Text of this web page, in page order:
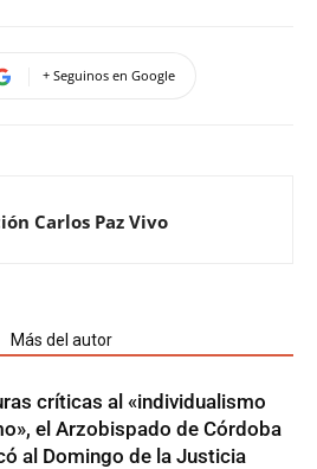
+ Seguinos en Google
Carlos Paz Vivo
Más del autor
críticas al «individualismo
el Arzobispado de Córdoba
al Domingo de la Justicia